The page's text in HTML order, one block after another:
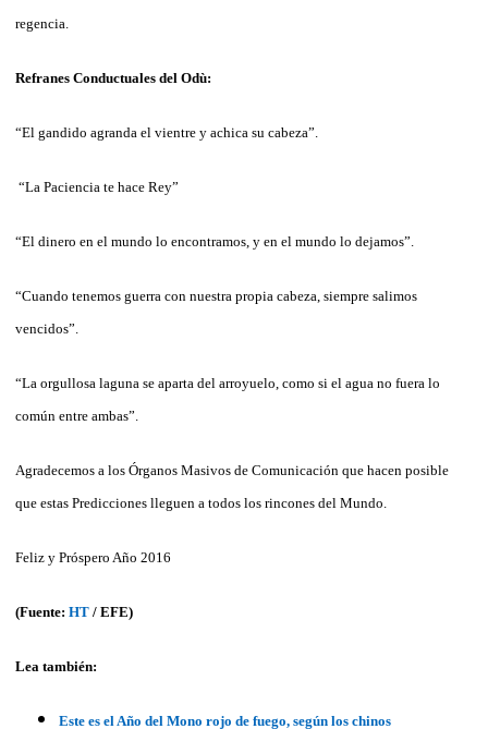
regencia.
Refranes Conductuales del Odù:
“El gandido agranda el vientre y achica su cabeza”.
“La Paciencia te hace Rey”
“El dinero en el mundo lo encontramos, y en el mundo lo dejamos”.
“Cuando tenemos guerra con nuestra propia cabeza, siempre salimos
vencidos”.
“La orgullosa laguna se aparta del arroyuelo, como si el agua no fuera lo
común entre ambas”.
Agradecemos a los Órganos Masivos de Comunicación que hacen posible
que estas Predicciones lleguen a todos los rincones del Mundo.
Feliz y Próspero Año 2016
(Fuente: HT / EFE)
Lea también:
Este es el Año del Mono rojo de fuego, según los chinos